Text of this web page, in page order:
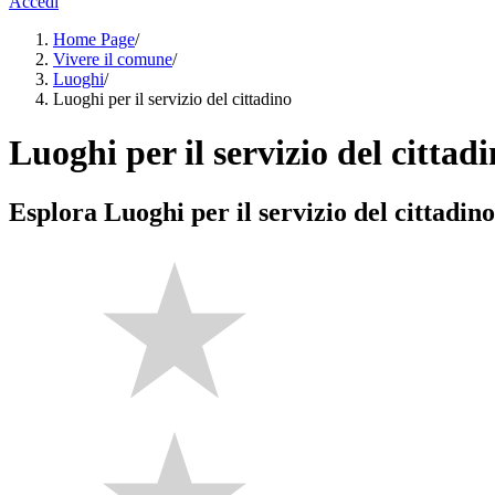
Home Page/
Vivere il comune/
Luoghi/
Luoghi per il servizio del cittadino
Luoghi per il servizio del
Esplora Luoghi per il servizio del cittadino